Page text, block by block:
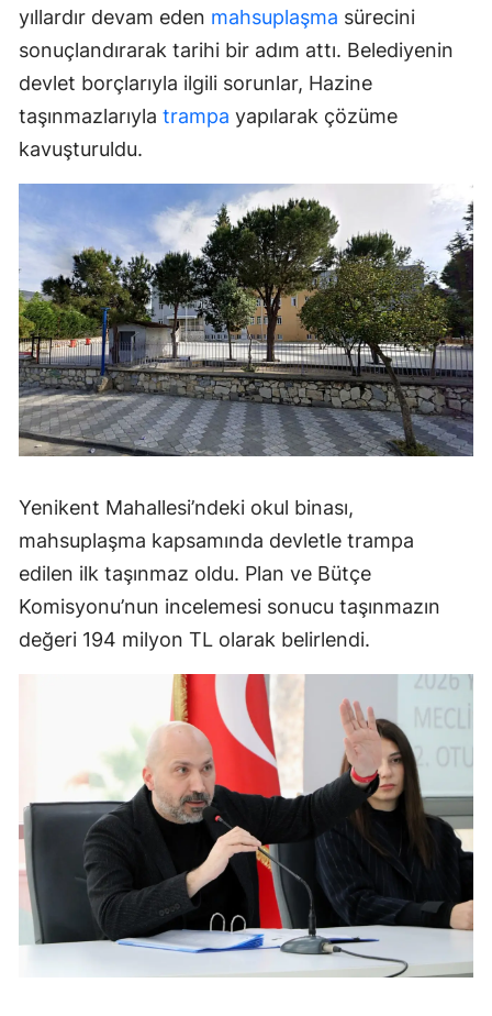
yıllardır devam eden mahsuplaşma sürecini
sonuçlandırarak tarihi bir adım attı. Belediyenin
devlet borçlarıyla ilgili sorunlar, Hazine
taşınmazlarıyla trampa yapılarak çözüme
kavuşturuldu.
Yenikent Mahallesi’ndeki okul binası,
mahsuplaşma kapsamında devletle trampa
edilen ilk taşınmaz oldu. Plan ve Bütçe
Komisyonu’nun incelemesi sonucu taşınmazın
değeri 194 milyon TL olarak belirlendi.